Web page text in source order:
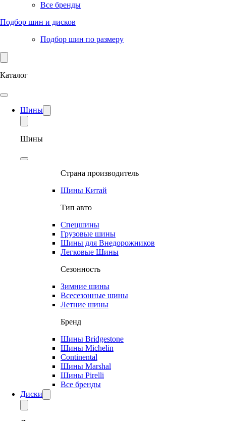
Все бренды
Подбор шин и дисков
Подбор шин по размеру
Каталог
Шины
Шины
Страна производитель
Шины Китай
Тип авто
Спецшины
Грузовые шины
Шины для Внедорожников
Легковые Шины
Сезонность
Зимние шины
Всесезонные шины
Летние шины
Бренд
Шины Bridgestone
Шины Michelin
Continental
Шины Marshal
Шины Pirelli
Все бренды
Диски